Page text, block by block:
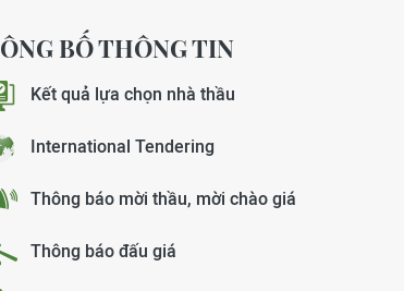
CÔNG BỐ THÔNG TIN
Kết quả lựa chọn nhà thầu
International Tendering
Thông báo mời thầu, mời chào giá
Thông báo đấu giá